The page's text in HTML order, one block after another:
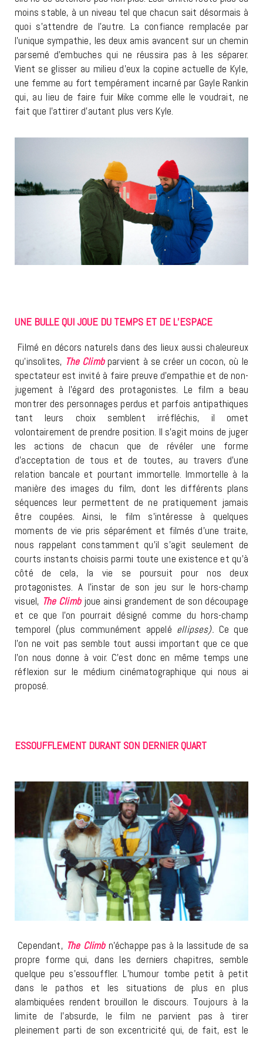
moins stable, à un niveau tel que chacun sait désormais à
quoi s’attendre de l’autre. La confiance remplacée par
l’unique sympathie, les deux amis avancent sur un chemin
parsemé d’embuches qui ne réussira pas à les séparer.
Vient se glisser au milieu d’eux la copine actuelle de Kyle,
une femme au fort tempérament incarné par Gayle Rankin
qui, au lieu de faire fuir Mike comme elle le voudrait, ne
fait que l’attirer d’autant plus vers Kyle.
UNE BULLE QUI JOUE DU TEMPS ET DE L’ESPACE
Filmé en décors naturels dans des lieux aussi chaleureux
qu’insolites, The Climbparvient à se créer un cocon, où le
spectateur est invité à faire preuve d’empathie et de non-
jugement à l’égard des protagonistes. Le film a beau
montrer des personnages perdus et parfois antipathiques
tant leurs choix semblent irréfléchis, il omet
volontairement de prendre position. Il s’agit moins de juger
les actions de chacun que de révéler une forme
d’acceptation de tous et de toutes, au travers d’une
relation bancale et pourtant immortelle. Immortelle à la
manière des images du film, dont les différents plans
séquences leur permettent de ne pratiquement jamais
être coupées. Ainsi, le film s’intéresse à quelques
moments de vie pris séparément et filmés d’une traite,
nous rappelant constamment qu’il s’agit seulement de
courts instants choisis parmi toute une existence et qu’à
côté de cela, la vie se poursuit pour nos deux
protagonistes. A l’instar de son jeu sur le hors-champ
visuel, The Climbjoue ainsi grandement de son découpage
et ce que l’on pourrait désigné comme du hors-champ
temporel (plus communément appelé ellipses). Ce que
l’on ne voit pas semble tout aussi important que ce que
l’on nous donne à voir. C’est donc en même temps une
réflexion sur le médium cinématographique qui nous ai
proposé.
ESSOUFFLEMENT DURANT SON DERNIER QUART
Cependant, The Climbn’échappe pas à la lassitude de sa
propre forme qui, dans les derniers chapitres, semble
quelque peu s’essouffler. L’humour tombe petit à petit
dans le pathos et les situations de plus en plus
alambiquées rendent brouillon le discours. Toujours à la
limite de l’absurde, le film ne parvient pas à tirer
pleinement parti de son excentricité qui, de fait, est le